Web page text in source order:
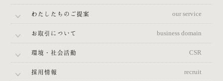
わたしたちのご提案 our service
お取引について business domain
環境・社会活動 CSR
採用情報 recruit